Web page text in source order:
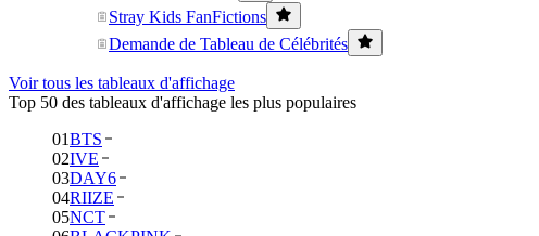
Stray Kids FanFictions
Demande de Tableau de Célébrités
Voir tous les tableaux d'affichage
Top 50 des tableaux d'affichage les plus populaires
01BTS
02IVE
03DAY6
04RIIZE
05NCT